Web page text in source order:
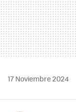
17 Noviembre 2024